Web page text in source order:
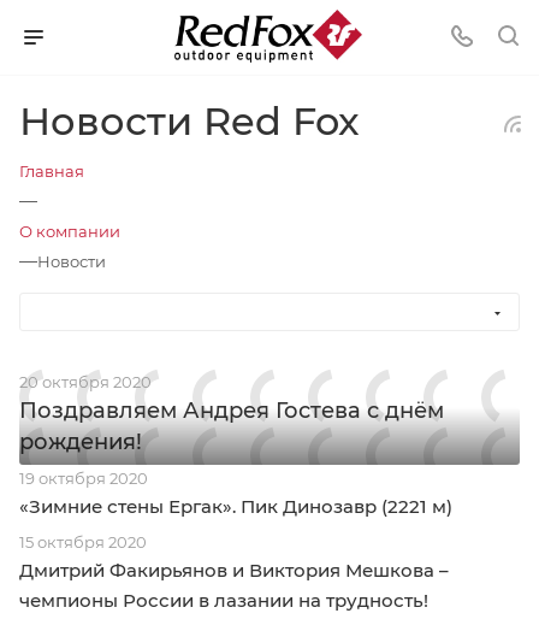
Новости Red Fox
Главная
—
О компании
—Новости
20 октября 2020
Поздравляем Андрея Гостева с днём
рождения!
19 октября 2020
«Зимние стены Ергак». Пик Динозавр (2221 м)
15 октября 2020
Дмитрий Факирьянов и Виктория Мешкова –
чемпионы России в лазании на трудность!